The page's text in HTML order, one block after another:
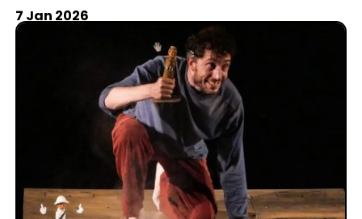
7 Jan 2026